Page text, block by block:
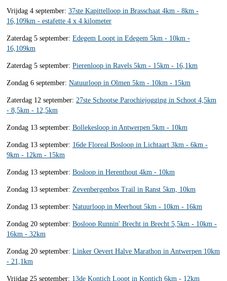
Vrijdag 4 september: 37ste Kapittelloop in Brasschaat 4km - 8km -
16,109km - estafette 4 x 4 kilometer
Zaterdag 5 september: Edegem Loopt in Edegem 5km - 10km -
16,109km
Zaterdag 5 september: Pierenloop in Ravels 5km - 15km - 16,1km
Zondag 6 september: Natuurloop in Olmen 5km - 10km - 15km
Zaterdag 12 september: 27ste Schootse Parochiejogging in Schoot 4,5km
- 8,5km - 12,5km
Zondag 13 september: Bollekesloop in Antwerpen 5km - 10km
Zondag 13 september: 16de Floreal Bosloop in Lichtaart 3km - 6km -
9km - 12km - 15km
Zondag 13 september: Bosloop in Herenthout 4km - 10km
Zondag 13 september: Zevenbergenbos Trail in Ranst 5km, 10km
Zondag 13 september: Natuurloop in Meerhout 5km - 10km - 16km
Zondag 20 september: Bosloop Runnin' Brecht in Brecht 5,5km - 10km -
16km - 32km
Zondag 20 september: Linker Oevert Halve Marathon in Antwerpen 10km
- 21,1km
Vrijdag 25 september: 13de Kontich Loopt in Kontich 6km - 12km